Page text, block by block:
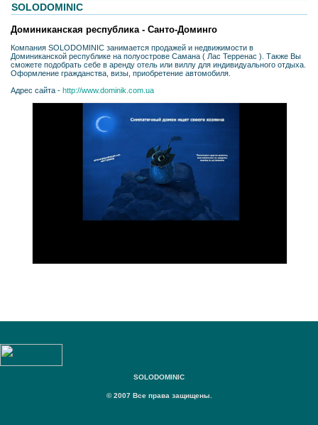
SOLODOMINIC
Доминиканская республика - Санто-Доминго
Компания SOLODOMINIC занимается продажей и недвижимости в
Доминиканской республике на полуострове Самана ( Лас Терренас ). Также Вы
сможете подобрать себе в аренду отель или виллу для индивидуального отдыха.
Оформление гражданства, визы, приобретение автомобиля.
Адрес сайта - http://www.dominik.com.ua
SOLODOMINIC
© 2007 Все права защищены.